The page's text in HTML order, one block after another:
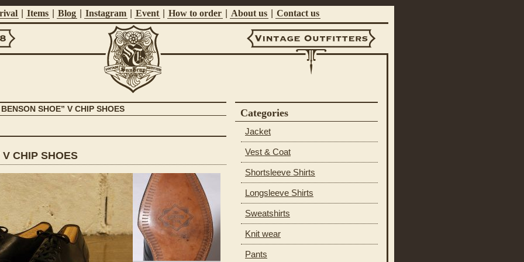
Items Blog Instagram Event How to order About us Contact us
Suntrap
SHOE” V CHIP SHOES
CHIP SHOES
Categories
Jacket
Vest & Coat
Shortsleeve Shirts
Longsleeve Shirts
Sweatshirts
Knit wear
Pants